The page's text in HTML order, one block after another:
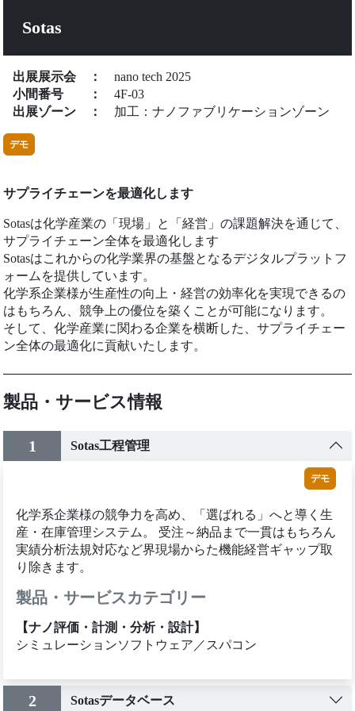
Sotas
出展展示会 ： nano tech 2025
小間番号
： 4F-03
出展ゾーン ： 加工：ナノファブリケーションゾーン
デモ
サプライチェーンを最適化します
Sotasは化学産業の「現場」と「経営」の課題解決を通じて、
サプライチェーン全体を最適化します
Sotasはこれからの化学業界の基盤となるデジタルプラットフ
ォームを提供しています。
化学系企業様が生産性の向上・経営の効率化を実現できるの
はもちろん、競争上の優位を築くことが可能になります。
そして、化学産業に関わる企業を横断した、サプライチェー
ン全体の最適化に貢献いたします。
製品・サービス情報
1 Sotas工程管理
デモ
化学系企業様の競争力を高め、「選ばれる」へと導く生
産・在庫管理システム。 受注～納品まで一貫はもちろん
実績分析法規対応など界現場からた機能経営ギャップ取
り除きます。
製品・サービスカテゴリー
【ナノ評価・計測・分析・設計】
シミュレーションソフトウェア／スパコン
2 Sotasデータベース